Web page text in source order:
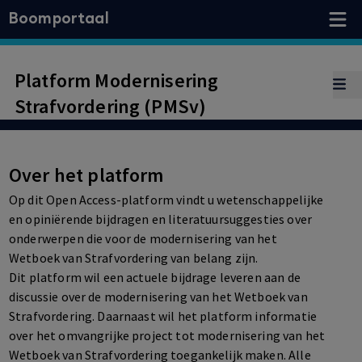
Boomportaal
Platform Modernisering
Strafvordering (PMSv)
Over het platform
Op dit Open Access-platform vindt u wetenschappelijke
en opiniërende bijdragen en literatuursuggesties over
onderwerpen die voor de modernisering van het
Wetboek van Strafvordering van belang zijn.
Dit platform wil een actuele bijdrage leveren aan de
discussie over de modernisering van het Wetboek van
Strafvordering. Daarnaast wil het platform informatie
over het omvangrijke project tot modernisering van het
Wetboek van Strafvordering toegankelijk maken. Alle